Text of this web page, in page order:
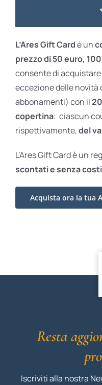
L’Ares Gift Cardè un
prezzo di 50 euro,
consente di
eccezione delle novità
abbonamenti) con il
copertina: ciascun
rispettivamente,del
L’Ares Gift Card è un
scontati esenza
Acquista ora la tua
Resta
Iscriviti alla nostra